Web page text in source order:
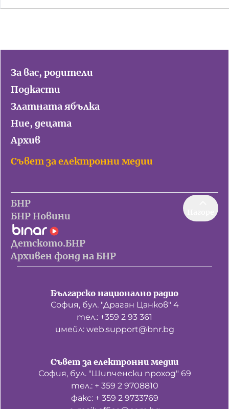
За вас, родители
Подкасти
Златната ябълка
Ние, децата
Архив
Съвет за електронни медии
БНР
БНР Новини
Детското.БНР
Архивен фонд на БНР
Българско национално радио
София, бул. "Драган Цанков" 4
тел.: +359 2 93 361
имейл: web.support@bnr.bg
Съвет за електронни медии
София, бул. "Шипченски проход" 69
тел.: + 359 2 9708810
факс: + 359 2 9733769